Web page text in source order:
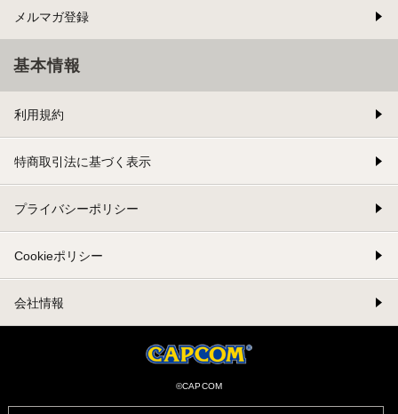
メルマガ登録
基本情報
利用規約
特商取引法に基づく表示
プライバシーポリシー
Cookieポリシー
会社情報
©CAPCOM